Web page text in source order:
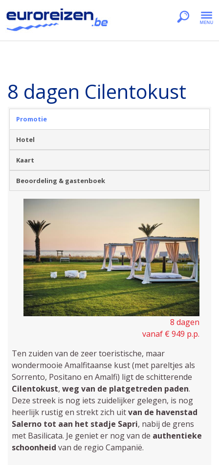
8 dagen Cilentokust
Promotie
Hotel
Kaart
Beoordeling & gastenboek
8 dagen
vanaf € 949 p.p.
Ten zuiden van de zeer toeristische, maar
wondermooie Amalfitaanse kust (met pareltjes als
Sorrento, Positano en Amalfi) ligt de schitterende
Cilentokust, weg van de platgetreden paden.
Deze streek is nog iets zuidelijker gelegen, is nog
heerlijk rustig en strekt zich uitvan de havenstad
Salerno tot aan het stadje Sapri, nabij de grens
met Basilicata. Je geniet er nog van de authentieke
schoonheid van de regio Campanië.